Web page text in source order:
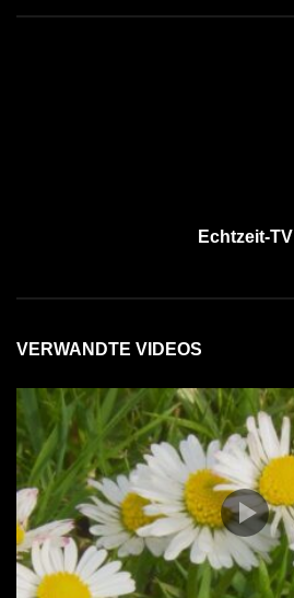
Echtzeit-TV
VERWANDTE VIDEOS